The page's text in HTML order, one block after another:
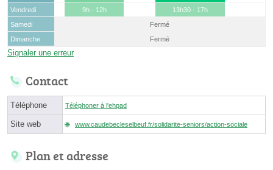
Vendredi
9h - 12h
13h30 - 17h
Samedi
Fermé
Dimanche
Fermé
Signaler une erreur
Contact
Téléphone Téléphoner à l'ehpad
Site web www.caudebecleselbeuf.fr/solidarite-seniors/action-sociale
Plan et adresse